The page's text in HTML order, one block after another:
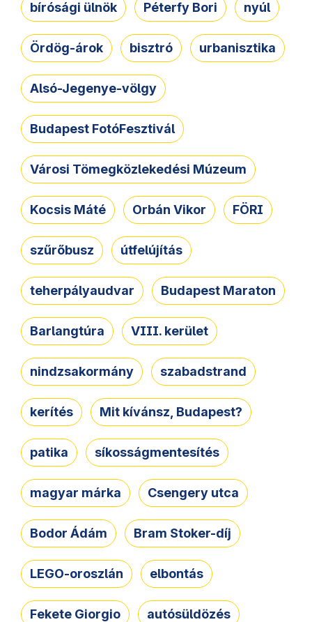
bírósági ülnök Péterfy Bori nyúl
Ördög-árok bisztró urbanisztika
Alsó-Jegenye-völgy
Budapest FotóFesztivál
Városi Tömegközlekedési Múzeum
Kocsis Máté Orbán Vikor FÖRI
szűrőbusz útfelújítás
teherpályaudvar Budapest Maraton
Barlangtúra VIII. kerület
nindzsakormány szabadstrand
kerítés Mit kívánsz, Budapest?
patika síkosságmentesítés
magyar márka Csengery utca
Bodor Ádám Bram Stoker-díj
LEGO-oroszlán elbontás
Fekete Giorgio autósüldözés